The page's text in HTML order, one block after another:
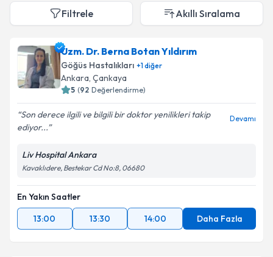
Filtrele Akıllı Sıralama
Uzm. Dr. Berna Botan Yıldırım
Göğüs Hastalıkları +1diğer
Ankara, Çankaya
5 (92 Değerlendirme)
Son derece ilgili ve bilgili bir doktor yenilikleri takip
ediyor...
Devamı
Liv Hospital Ankara
Kavaklıdere, Bestekar Cd No:8, 06680
En Yakın Saatler
13:00
13:30 14:00 Daha Fazla